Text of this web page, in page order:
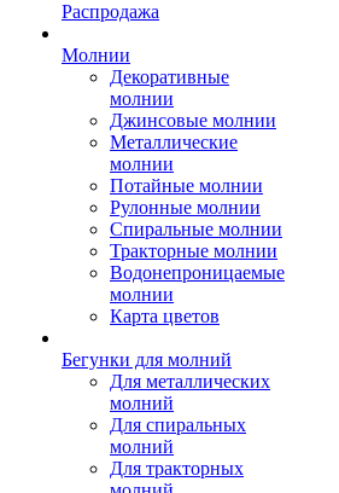
Распродажа
Молнии
Декоративные
молнии
Джинсовые молнии
Металлические
молнии
Потайные молнии
Рулонные молнии
Спиральные молнии
Тракторные молнии
Водонепроницаемые
молнии
Карта цветов
Бегунки для молний
Для металлических
молний
Для спиральных
молний
Для тракторных